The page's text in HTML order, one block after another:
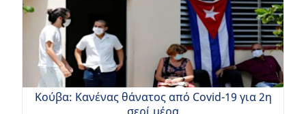
Κούβα: Κανένας θάνατος από Covid-19 για 2η